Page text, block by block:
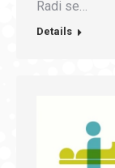
Radi se…
Details